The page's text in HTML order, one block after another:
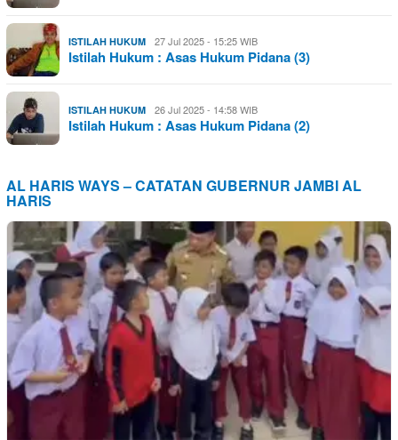
ISTILAH HUKUM 27 Jul 2025 - 15:25 WIB
Istilah Hukum : Asas Hukum Pidana (3)
ISTILAH HUKUM 26 Jul 2025 - 14:58 WIB
Istilah Hukum : Asas Hukum Pidana (2)
AL HARIS WAYS – CATATAN GUBERNUR JAMBI AL
HARIS